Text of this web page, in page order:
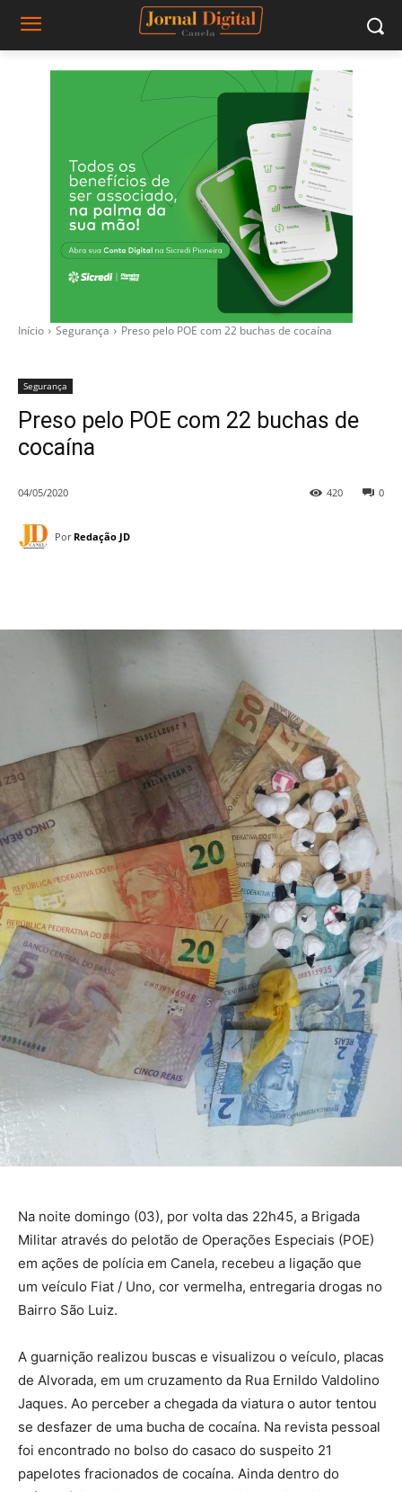
Início Segurança Preso pelo POE com 22 buchas de cocaína
Segurança
Preso pelo POE com 22 buchas de
cocaína
04/05/2020 0
420
Por Redação JD
Na noite domingo (03), por volta das 22h45, a Brigada
Militar através do pelotão de Operações Especiais (POE)
em ações de polícia em Canela, recebeu a ligação que
um veículo Fiat / Uno, cor vermelha, entregaria drogas no
Bairro São Luiz.
A guarnição realizou buscas e visualizou o veículo, placas
de Alvorada, em um cruzamento da Rua Ernildo Valdolino
Jaques. Ao perceber a chegada da viatura o autor tentou
se desfazer de uma bucha de cocaína. Na revista pessoal
foi encontrado no bolso do casaco do suspeito 21
papelotes fracionados de cocaína. Ainda dentro do